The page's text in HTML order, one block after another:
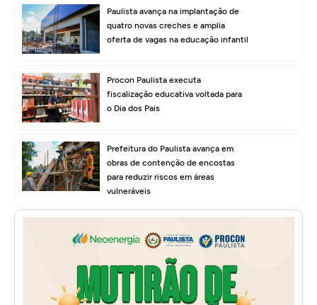
Paulista avança na implantação de
quatro novas creches e amplia
oferta de vagas na educação infantil
Procon Paulista executa
fiscalização educativa voltada para
o Dia dos Pais
Prefeitura do Paulista avança em
obras de contenção de encostas
para reduzir riscos em áreas
vulneráveis